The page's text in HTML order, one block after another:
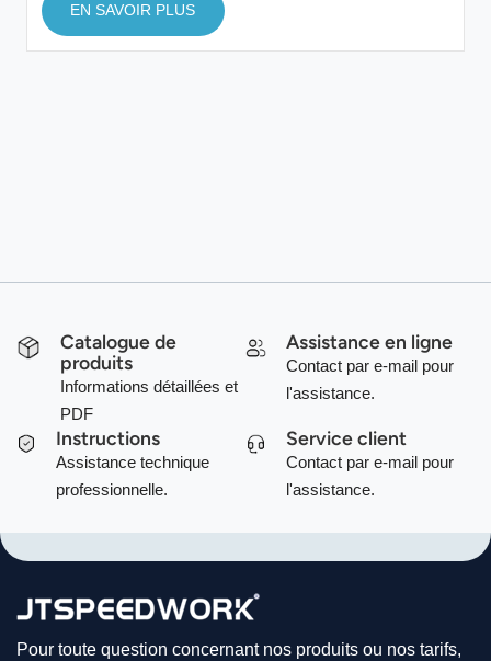
EN SAVOIR PLUS
Catalogue de
produits
Informations détaillées et
PDF
Assistance en ligne
Contact par e-mail pour
l'assistance.
Instructions
Assistance technique
professionnelle.
Service client
Contact par e-mail pour
l'assistance.
Pour toute question concernant nos produits ou nos tarifs,